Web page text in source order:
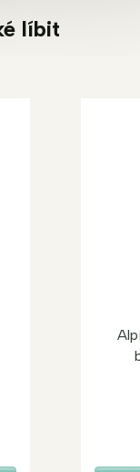
líbit